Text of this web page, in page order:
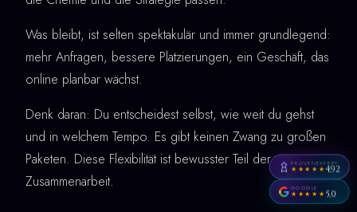
Was bleibt, ist selten spektakulär und immer grundlegend:
mehr Anfragen, bessere Platzierungen, ein Geschäft, das
online planbar wächst.
Denk daran: Du entscheidest selbst, wie weit du gehst
und in welchem Tempo. Es gibt keinen Zwang zu großen
Paketen. Diese Flexibilität ist bewusster Teil der
Zusammenarbeit.
PROVENEXPERT
★★★★★4,92
GOOGLE
★★★★★5,0